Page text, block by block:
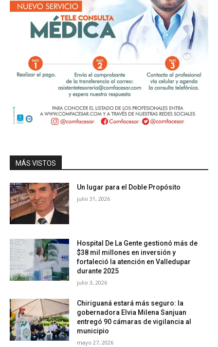
MÁS VISTOS
Un lugar para el Doble Propósito
julio 31, 2026
Hospital De La Gente gestionó más de
$38 mil millones en inversión y
fortaleció la atención en Valledupar
durante 2025
julio 3, 2026
Chiriguaná estará más seguro: la
gobernadora Elvia Milena Sanjuan
entregó 90 cámaras de vigilancia al
municipio
mayo 27, 2026